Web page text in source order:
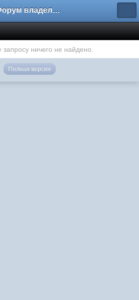
Форум владельцев интернет-магазинов
ничего не найдено.
Полная версия